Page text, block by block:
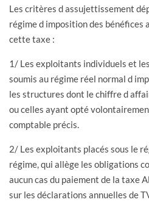
Les critères d assujettissement
régime d imposition des bénéfices
cette taxe :
1/ Les exploitants individuels et
soumis au régime réel normal d
les structures dont le chiffre d
ou celles ayant opté
comptable précis.
2/ Les exploitants placés sous le
régime, qui allège les obligations
aucun cas du paiement de la taxe
sur les déclarations annuelles de